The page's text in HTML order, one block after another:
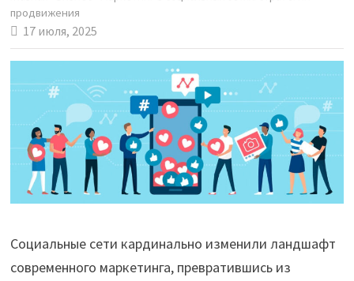
продвижения
17 июля, 2025
Социальные сети кардинально изменили ландшафт
современного маркетинга, превратившись из